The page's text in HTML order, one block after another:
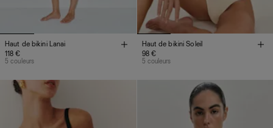
Haut de bikini Lanai
118 €
5 couleurs
Haut de bikini Soleil
98 €
5 couleurs